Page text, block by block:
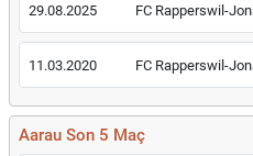
29.08.2025 FC Rapperswil-
11.03.2020 FC Rapperswil-
Aarau Son 5 Maç